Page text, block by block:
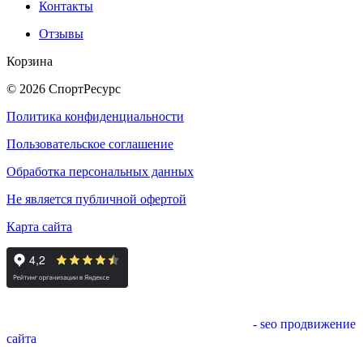
Контакты
Отзывы
Корзина
© 2026 СпортРесурс
Политика конфиденциальности
Пользовательское соглашение
Обработка персональных данных
Не является публичной офертой
Карта сайта
- seo продвижение
сайта